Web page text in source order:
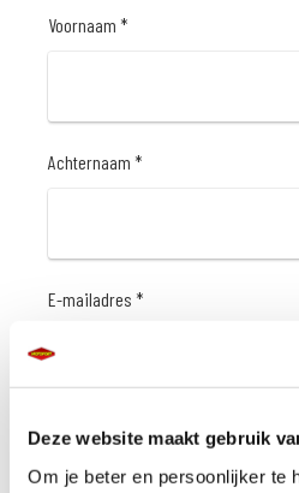
Deze website maakt gebruik
Om je beter en persoonlijker te
Voornaam *
Achternaam *
E-mailadres *
Wachtwoord *